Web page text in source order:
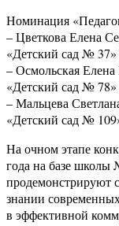
Номинация
– Цветкова Елена
«Детский сад № 37»
– Осмольская
«Детский сад № 78»
– Мальцева
«Детский сад №
На очном этапе
года на базе школы
продемонстрируют
знании
в эффективной